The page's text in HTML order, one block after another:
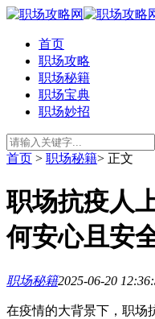
首页
职场攻略
职场秘籍
职场宝典
职场妙招
首页 > 职场秘籍> 正文
职场抗疫人
何安心且安
职场秘籍2025-06-20
在疫情的大背景下，职场